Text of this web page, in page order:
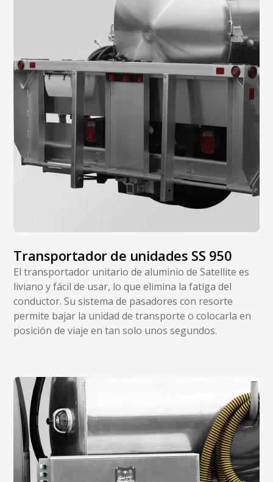
Transportador de unidades SS 950
El transportador unitario de aluminio de Satellite es
liviano y fácil de usar, lo que elimina la fatiga del
conductor. Su sistema de pasadores con resorte
permite bajar la unidad de transporte o colocarla en
posición de viaje en tan solo unos segundos.